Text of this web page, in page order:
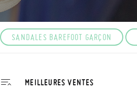
SANDALES BAREFOOT GARÇON